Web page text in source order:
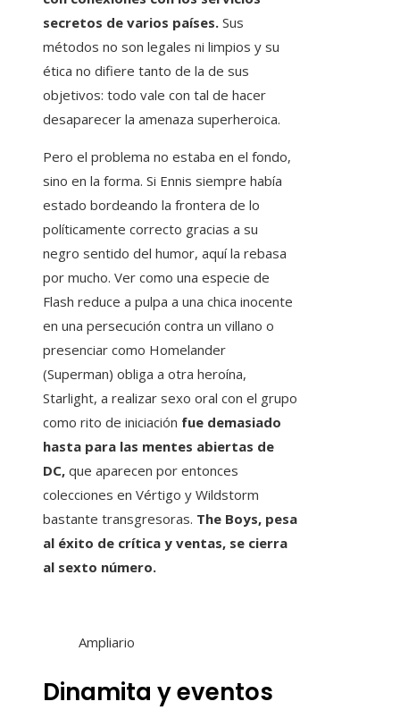
secretos de varios países. Sus
métodos no son legales ni limpios y su
ética no difiere tanto de la de sus
objetivos: todo vale con tal de hacer
desaparecer la amenaza superheroica.
Pero el problema no estaba en el fondo,
sino en la forma. Si Ennis siempre había
estado bordeando la frontera de lo
políticamente correcto gracias a su
negro sentido del humor, aquí la rebasa
por mucho. Ver como una especie de
Flash reduce a pulpa a una chica inocente
en una persecución contra un villano o
presenciar como Homelander
(Superman) obliga a otra heroína,
Starlight, a realizar sexo oral con el grupo
como rito de iniciación fue demasiado
hasta para las mentes abiertas de
DC, que aparecen por entonces
colecciones en Vértigo y Wildstorm
bastante transgresoras. The Boys, pesa
al éxito de crítica y ventas, se cierra
al sexto número.
Ampliario
Dinamita y eventos